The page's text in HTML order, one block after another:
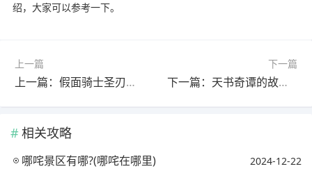
绍，大家可以参考一下。
上一篇
上一篇：假面骑士圣刃所有技能.(假面骑士圣刃所有技能名称)
下一篇
下一篇：天书奇谭的故事?(天书奇谭的故事启示)
相关攻略
哪咤景区有哪?(哪咤在哪里) 2024-12-22